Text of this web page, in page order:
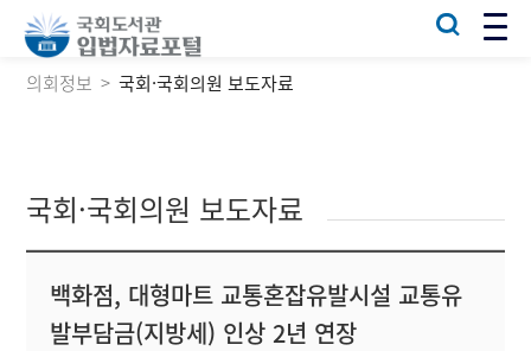
의회정보 국회·국회의원 보도자료
국회·국회의원 보도자료
백화점, 대형마트 교통혼잡유발시설 교통유
발부담금(지방세) 인상 2년 연장